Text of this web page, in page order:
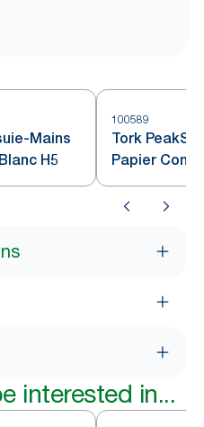
Mains
H5
100589
Tork
Papier
interested in...